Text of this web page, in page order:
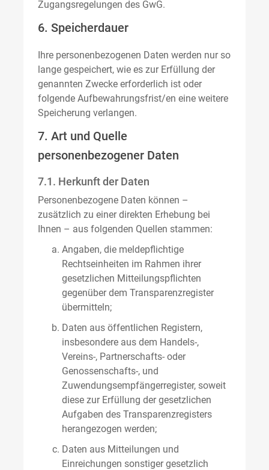
Zugangsregelungen des GwG.
6. Speicherdauer
Ihre personenbezogenen Daten werden nur so
lange gespeichert, wie es zur Erfüllung der
genannten Zwecke erforderlich ist oder
folgende Aufbewahrungsfrist/en eine weitere
Speicherung verlangen.
7. Art und Quelle
personenbezogener Daten
7.1. Herkunft der Daten
Personenbezogene Daten können –
zusätzlich zu einer direkten Erhebung bei
Ihnen – aus folgenden Quellen stammen:
Angaben, die meldepflichtige
Rechtseinheiten im Rahmen ihrer
gesetzlichen Mitteilungspflichten
gegenüber dem Transparenzregister
übermitteln;
Daten aus öffentlichen Registern,
insbesondere aus dem Handels-,
Vereins-, Partnerschafts- oder
Genossenschafts-, und
Zuwendungsempfängerregister, soweit
diese zur Erfüllung der gesetzlichen
Aufgaben des Transparenzregisters
herangezogen werden;
Daten aus Mitteilungen und
Einreichungen sonstiger gesetzlich